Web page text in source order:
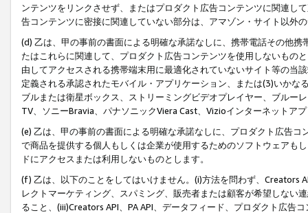
ンテンツをリンクさせず、またはプロダクト広告コンテンツに関連し
告コンテンツに密接に関連していない部分は、アマゾン・サイト以外
(d) 乙は、甲の事前の書面による明確な承諾なしに、携帯電話その他
たはこれらに関連して、プロダクト広告コンテンツを使用しないもの
由してアクセスされる携帯端末用に最適化されていないサイト等の当
定義される承認されたモバイル・アプリケーション、または(3)いか
ブルまたは衛星ボックス、ストリーミングビデオプレイヤー、ブルー
TV、ソニーBravia、パナソニックViera Cast、Vizioインターネットア
(e) 乙は、甲の事前の書面による明確な承諾なしに、プロダクト広告
で商品を提供する個人もしくは企業が使用するためのソフトウェアも
ドにアクセスまたは利用しないものとします。
(f) 乙は、以下のことをしてはいけません。(i)方法を問わず、Creators
レクトマーケティング、スパミング、販売者または顧客が希望しない
ること、(iii)Creators API、PA API、データフィード、プロダクト広告